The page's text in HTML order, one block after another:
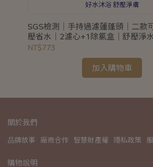
好水沐浴 舒壓淨膚
SGS檢測｜手持過濾蓮蓬頭｜二款
壓省水｜2濾心+1除氯盒｜舒壓淨
95% 節水省水
NT$773
加入購物車
關於我們
品牌故事 廠商合作 智慧財產權 隱私政策
購物說明